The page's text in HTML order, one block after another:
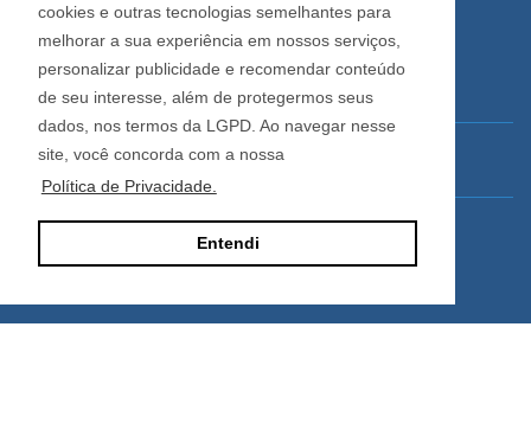
cookies e outras tecnologias semelhantes para
melhorar a sua experiência em nossos serviços,
personalizar publicidade e recomendar conteúdo
de seu interesse, além de protegermos seus
dados, nos termos da LGPD. Ao navegar nesse
site, você concorda com a nossa
Política de Privacidade.
Entendi
(54) 3223-0370
(54) 3028-0380
(54) 3028-0390
vendas@imobiliariacadore.com.br
Imobiliária Cadore
Rua Os Dezoito do Forte, 1622, Centro